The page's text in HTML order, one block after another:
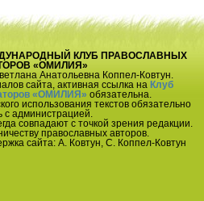
КЛУБ ПРАВОСЛАВНЫХ
«ОМИЛИЯ»
Анатольевна Коппел-Ковтун.
сайта, активная ссылка на Клуб
«ОМИЛИЯ» обязательна.
использования текстов обязательно
с администрацией.
совпадают с точкой зрения редакции.
православных авторов.
сайта: А. Ковтун, С. Коппел-Ковтун